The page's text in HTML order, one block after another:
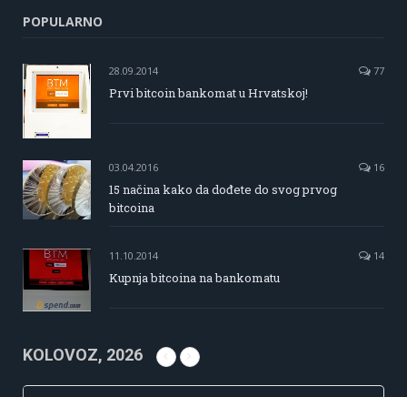
POPULARNO
28.09.2014 77
Prvi bitcoin bankomat u Hrvatskoj!
03.04.2016 16
15 načina kako da dođete do svog prvog
bitcoina
11.10.2014 14
Kupnja bitcoina na bankomatu
KOLOVOZ, 2026